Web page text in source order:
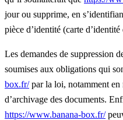
jour ou supprime, en
pièce d’identité (carte d’identité
Les demandes de suppression
soumises aux obligations qui
box.fr/par la loi, notamment en
d’archivage des documents.
https://www.banana-box.fr/